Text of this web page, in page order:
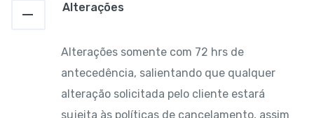
Alterações
Alterações somente com 72 hrs de
antecedência, salientando que qualquer
alteração solicitada pelo cliente estará
sujeita às políticas de cancelamento, assim